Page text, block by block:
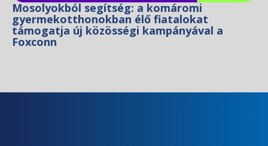
Mosolyokból segítség: a komáromi
gyermekotthonokban élő fiatalokat
támogatja új közösségi kampányával a
Foxconn